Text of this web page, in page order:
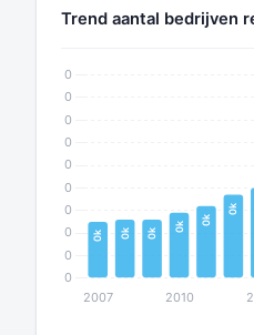
Trend aantal bedrijven